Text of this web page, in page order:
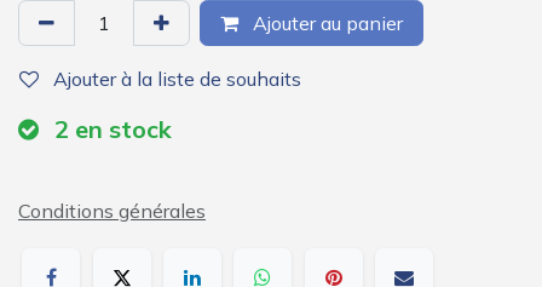
Ajouter au panier
Ajouter à la liste de souhaits
2 en stock
Conditions générales